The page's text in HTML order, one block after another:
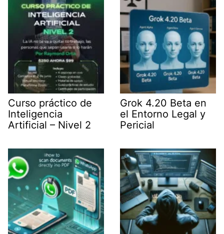
r
)
Curso práctico de
Inteligencia
Artificial – Nivel 2
Grok 4.20 Beta en
el Entorno Legal y
Pericial